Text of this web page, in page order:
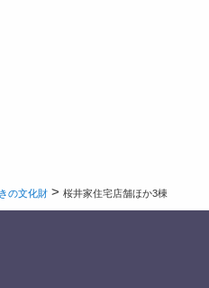
の文化財 >桜井家住宅店舗ほか3棟